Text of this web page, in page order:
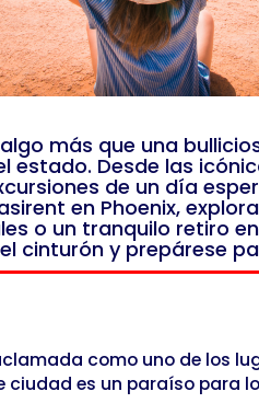
algo más que una
estado. Desde las
de un día
en Phoenix,
o un tranquilo retiro
cinturón y prepárese
como uno de los
ciudad es un paraíso para